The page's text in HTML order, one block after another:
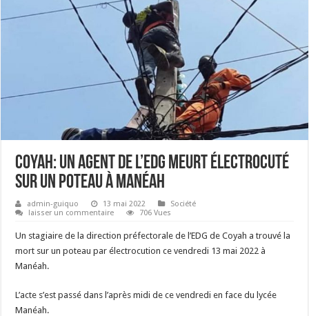
Coyah: Un agent de l’EDG meurt électrocuté
sur un poteau à Manéah
admin-guiquo 13 mai 2022
Société
laisser un commentaire
706 Vues
Un stagiaire de la direction préfectorale de l’EDG de Coyah a trouvé la
mort sur un poteau par électrocution ce vendredi 13 mai 2022 à
Manéah.
L’acte s’est passé dans l’après midi de ce vendredi en face du lycée
Manéah.